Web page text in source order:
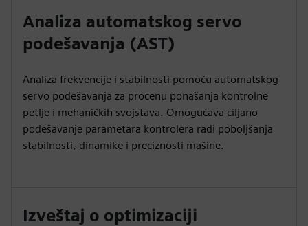
Analiza automatskog servo
podešavanja (AST)
Analiza frekvencije i stabilnosti pomoću automatskog
servo podešavanja za procenu ponašanja kontrolne
petlje i mehaničkih svojstava. Omogućava ciljano
podešavanje parametara kontrolera radi poboljšanja
stabilnosti, dinamike i preciznosti mašine.
Izveštaj o optimizaciji